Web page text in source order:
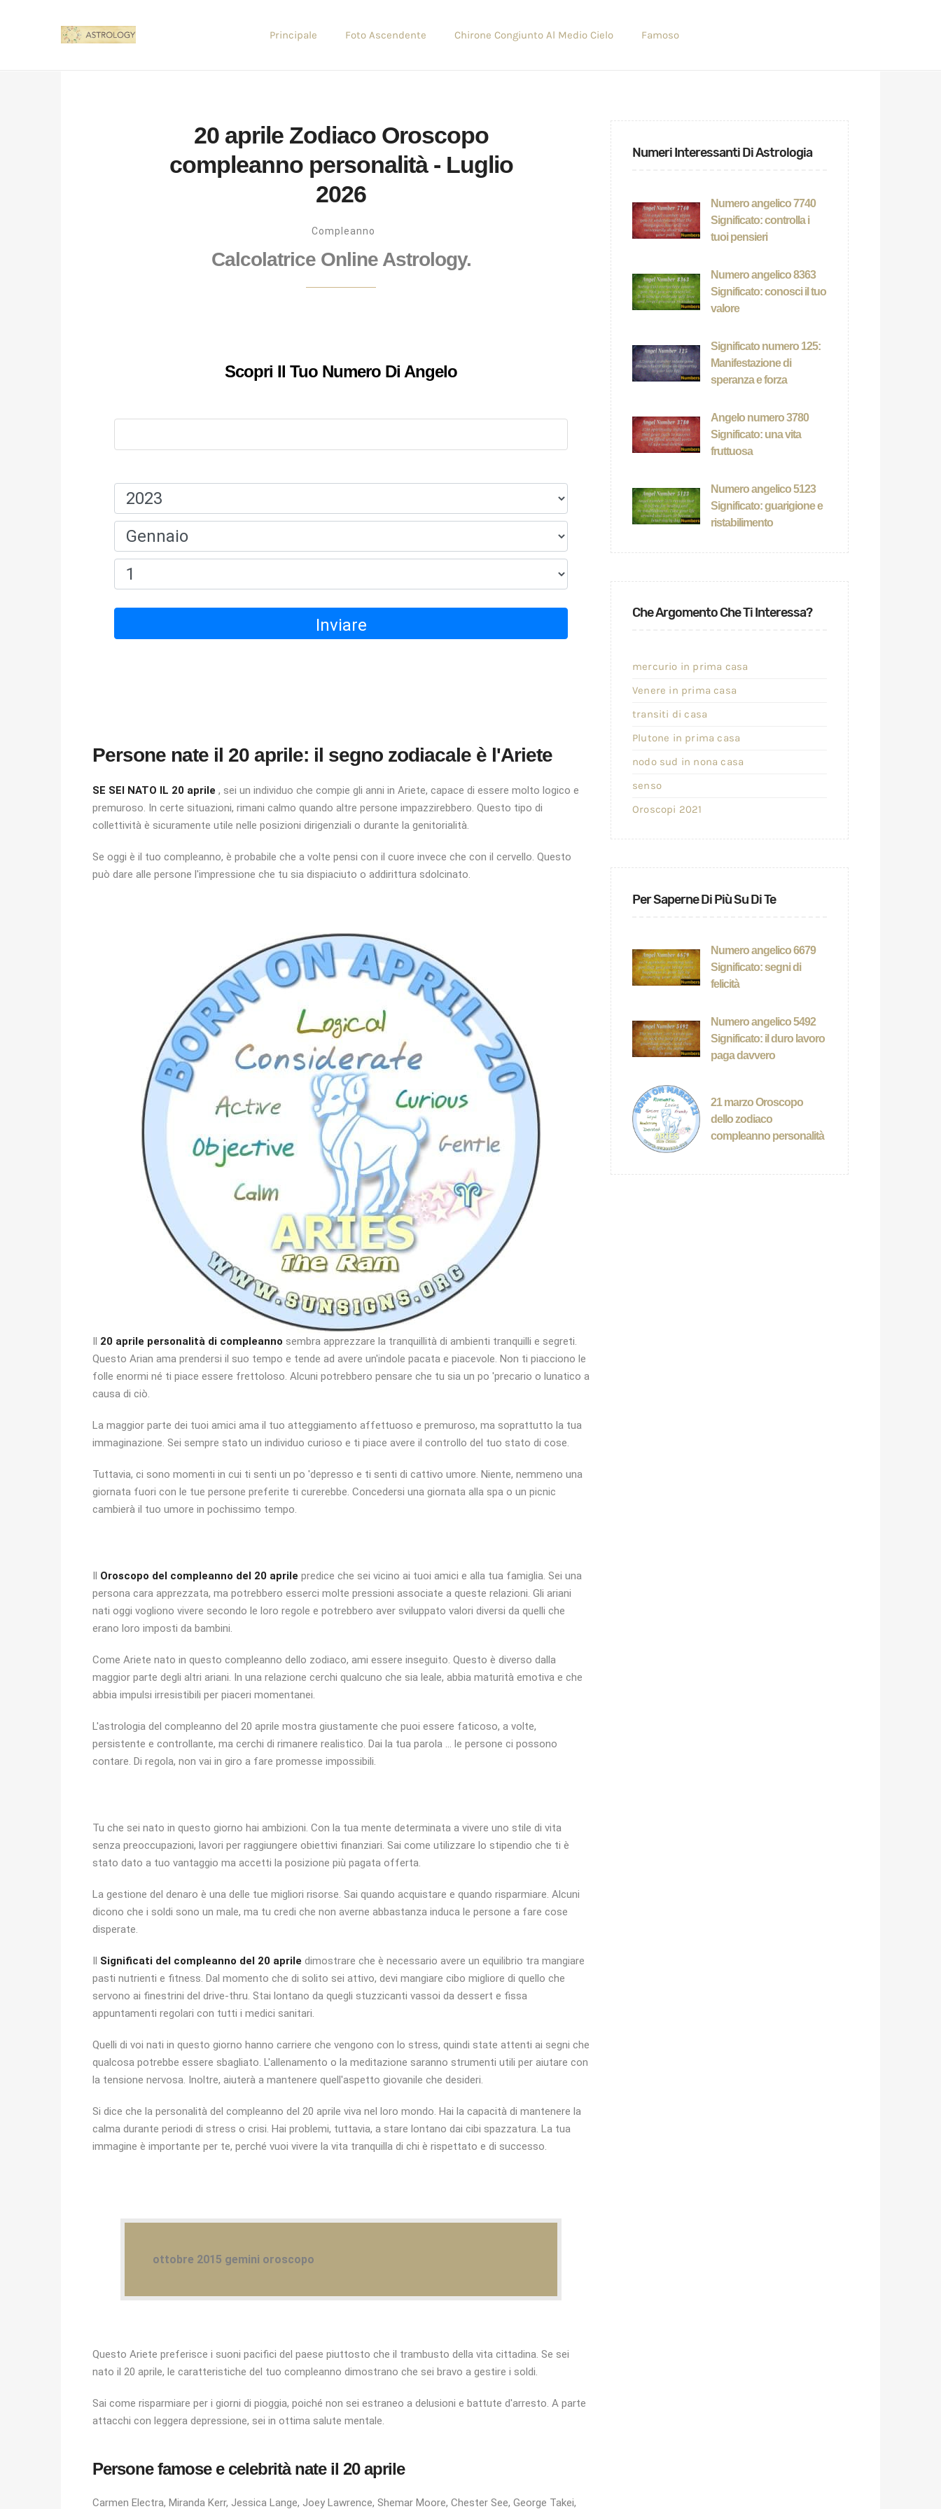
Principale Foto Ascendente Chirone Congiunto Al Medio Cielo Famoso
20 aprile Zodiaco Oroscopo
compleanno personalità - Luglio
2026
Compleanno
Calcolatrice Online Astrology.
Scopri Il Tuo Numero Di Angelo
Inviare
Persone nate il 20 aprile: il segno zodiacale è l'Ariete
SE SEI NATO IL 20 aprile , sei un individuo che compie gli anni in Ariete, capace di essere molto logico e
premuroso. In certe situazioni, rimani calmo quando altre persone impazzirebbero. Questo tipo di
collettività è sicuramente utile nelle posizioni dirigenziali o durante la genitorialità.
Se oggi è il tuo compleanno, è probabile che a volte pensi con il cuore invece che con il cervello. Questo
può dare alle persone l'impressione che tu sia dispiaciuto o addirittura sdolcinato.
Il 20 aprile personalità di compleanno sembra apprezzare la tranquillità di ambienti tranquilli e segreti.
Questo Arian ama prendersi il suo tempo e tende ad avere un'indole pacata e piacevole. Non ti piacciono le
folle enormi né ti piace essere frettoloso. Alcuni potrebbero pensare che tu sia un po 'precario o lunatico a
causa di ciò.
La maggior parte dei tuoi amici ama il tuo atteggiamento affettuoso e premuroso, ma soprattutto la tua
immaginazione. Sei sempre stato un individuo curioso e ti piace avere il controllo del tuo stato di cose.
Tuttavia, ci sono momenti in cui ti senti un po 'depresso e ti senti di cattivo umore. Niente, nemmeno una
giornata fuori con le tue persone preferite ti curerebbe. Concedersi una giornata alla spa o un picnic
cambierà il tuo umore in pochissimo tempo.
Il Oroscopo del compleanno del 20 aprile predice che sei vicino ai tuoi amici e alla tua famiglia. Sei una
persona cara apprezzata, ma potrebbero esserci molte pressioni associate a queste relazioni. Gli ariani
nati oggi vogliono vivere secondo le loro regole e potrebbero aver sviluppato valori diversi da quelli che
erano loro imposti da bambini.
Come Ariete nato in questo compleanno dello zodiaco, ami essere inseguito. Questo è diverso dalla
maggior parte degli altri ariani. In una relazione cerchi qualcuno che sia leale, abbia maturità emotiva e che
abbia impulsi irresistibili per piaceri momentanei.
L'astrologia del compleanno del 20 aprile mostra giustamente che puoi essere faticoso, a volte,
persistente e controllante, ma cerchi di rimanere realistico. Dai la tua parola ... le persone ci possono
contare. Di regola, non vai in giro a fare promesse impossibili.
Tu che sei nato in questo giorno hai ambizioni. Con la tua mente determinata a vivere uno stile di vita
senza preoccupazioni, lavori per raggiungere obiettivi finanziari. Sai come utilizzare lo stipendio che ti è
stato dato a tuo vantaggio ma accetti la posizione più pagata offerta.
La gestione del denaro è una delle tue migliori risorse. Sai quando acquistare e quando risparmiare. Alcuni
dicono che i soldi sono un male, ma tu credi che non averne abbastanza induca le persone a fare cose
disperate.
Il Significati del compleanno del 20 aprile dimostrare che è necessario avere un equilibrio tra mangiare
pasti nutrienti e fitness. Dal momento che di solito sei attivo, devi mangiare cibo migliore di quello che
servono ai finestrini del drive-thru. Stai lontano da quegli stuzzicanti vassoi da dessert e fissa
appuntamenti regolari con tutti i medici sanitari.
Quelli di voi nati in questo giorno hanno carriere che vengono con lo stress, quindi state attenti ai segni che
qualcosa potrebbe essere sbagliato. L'allenamento o la meditazione saranno strumenti utili per aiutare con
la tensione nervosa. Inoltre, aiuterà a mantenere quell'aspetto giovanile che desideri.
Si dice che la personalità del compleanno del 20 aprile viva nel loro mondo. Hai la capacità di mantenere la
calma durante periodi di stress o crisi. Hai problemi, tuttavia, a stare lontano dai cibi spazzatura. La tua
immagine è importante per te, perché vuoi vivere la vita tranquilla di chi è rispettato e di successo.
ottobre 2015 gemini oroscopo
Questo Ariete preferisce i suoni pacifici del paese piuttosto che il trambusto della vita cittadina. Se sei
nato il 20 aprile, le caratteristiche del tuo compleanno dimostrano che sei bravo a gestire i soldi.
Sai come risparmiare per i giorni di pioggia, poiché non sei estraneo a delusioni e battute d'arresto. A parte
attacchi con leggera depressione, sei in ottima salute mentale.
Numeri Interessanti Di Astrologia
Numero angelico 7740
Significato: controlla i
tuoi pensieri
Numero angelico 8363
Significato: conosci il tuo
valore
Significato numero 125:
Manifestazione di
speranza e forza
Angelo numero 3780
Significato: una vita
fruttuosa
Numero angelico 5123
Significato: guarigione e
ristabilimento
Che Argomento Che Ti Interessa?
mercurio in prima casa
Venere in prima casa
transiti di casa
Plutone in prima casa
nodo sud in nona casa
senso
Oroscopi 2021
Per Saperne Di Più Su Di Te
Numero angelico 6679
Significato: segni di
felicità
Numero angelico 5492
Significato: il duro lavoro
paga davvero
21 marzo Oroscopo
dello zodiaco
compleanno personalità